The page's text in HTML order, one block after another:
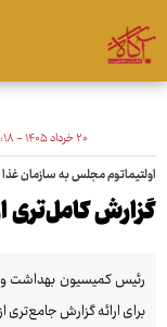
۲۰ خرداد ۱۴۰۵ - ۱۱:۱۸
اولتیماتوم مجلس به سازمان غذا
گزارش کامل‌تری
رئیس کمیسیون بهداشت و
برای ارائه گزارش جامع‌تری